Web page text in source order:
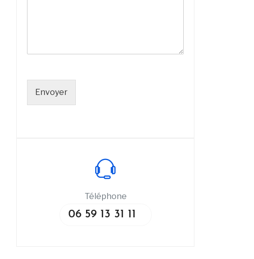
Envoyer
Téléphone
06 59 13 31 11